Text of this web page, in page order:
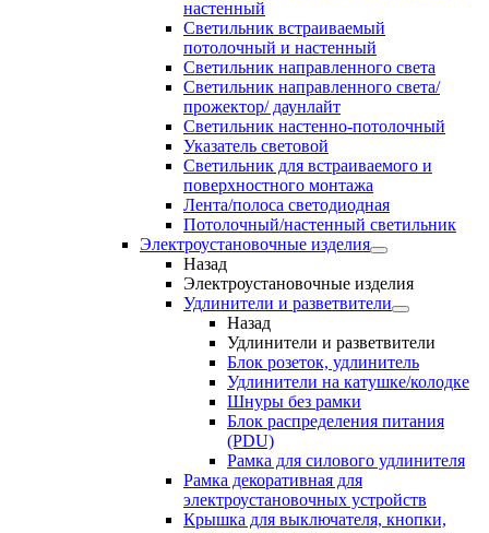
настенный
Светильник встраиваемый
потолочный и настенный
Светильник направленного света
Светильник направленного света/
прожектор/ даунлайт
Светильник настенно-потолочный
Указатель световой
Светильник для встраиваемого и
поверхностного монтажа
Лента/полоса светодиодная
Потолочный/настенный светильник
Электроустановочные изделия
Назад
Электроустановочные изделия
Удлинители и разветвители
Назад
Удлинители и разветвители
Блок розеток, удлинитель
Удлинители на катушке/колодке
Шнуры без рамки
Блок распределения питания
(PDU)
Рамка для силового удлинителя
Рамка декоративная для
электроустановочных устройств
Крышка для выключателя, кнопки,